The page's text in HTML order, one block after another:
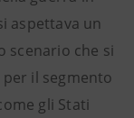
aspettava un
scenario che si
il segmento
gli Stati